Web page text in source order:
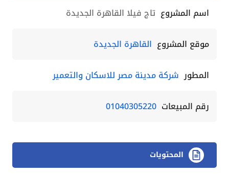
اسم المشروع تاج فيلا القاهرة الجديدة
موقع المشروع القاهرة الجديدة
المطور شركة مدينة مصر للاسكان والتعمير
رقم المبيعات 01040305220
المحتويات